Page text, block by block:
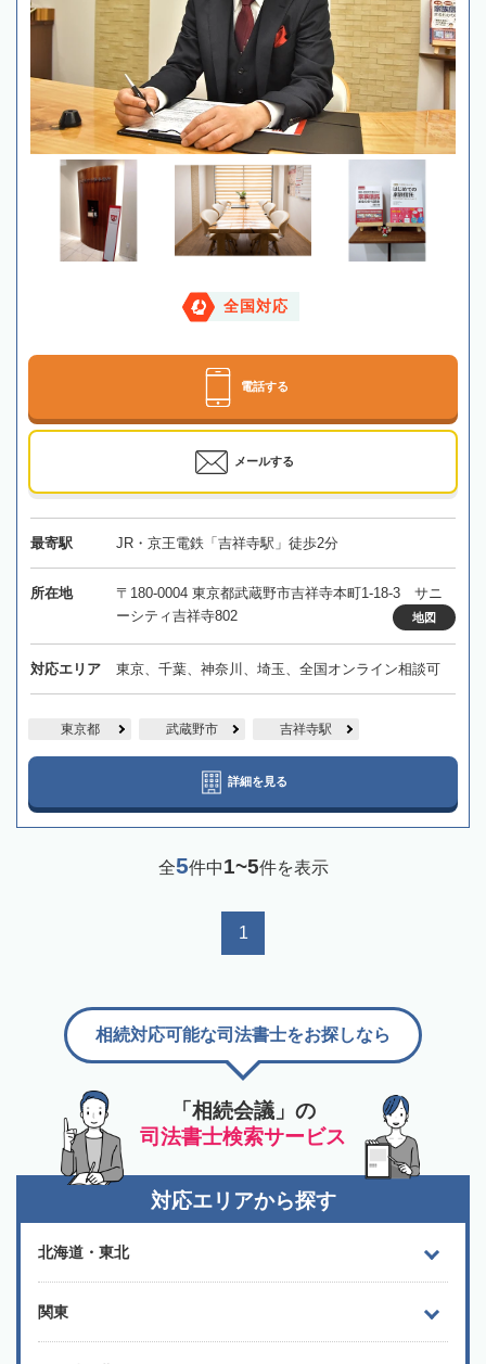
全国対応
電話する
メールする
最寄駅 JR・京王電鉄「吉祥寺駅」徒歩2分
所在地
〒180-0004 東京都武蔵野市吉祥寺本町1-18-3 サニ
ーシティ吉祥寺802
地図
対応エリア 東京、千葉、神奈川、埼玉、全国オンライン相談可
東京都 武蔵野市 吉祥寺駅
詳細を見る
全5件中1~5件を表示
1
「相続会議」の
司法書士検索サービス
相続対応可能な司法書士をお探しなら
対応エリアから探す
北海道・東北
関東